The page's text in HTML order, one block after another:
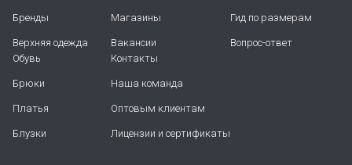
Бренды
Верхняя одежда
Обувь
Брюки
Платья
Блузки
Магазины
Вакансии
Контакты
Наша команда
Оптовым клиентам
Лицензии и сертификаты
Гид по размерам
Вопрос-ответ